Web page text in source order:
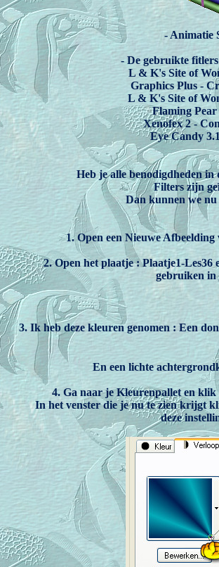
- Animatie
- De gebruikte
L & K's Site of
Graphics Plus -
L & K's Site of
Flaming Pear
Xenofex 2 -
Eye Candy
Heb je alle benodigdheden in
Filters zijn
Dan kunnen we
1. Open een Nieuwe
2. Open het plaatje : Plaatje1-
gebruiken
3. Ik heb deze kleuren genomen : Een
En een lichte
4. Ga naar je Kleurenpallet en
In het venster die je nu te zien krijgt
deze